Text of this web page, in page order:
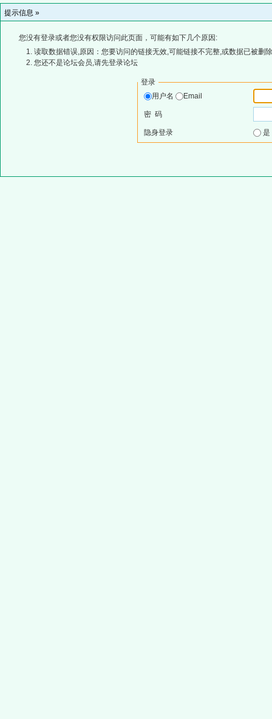
提示信息 »
您没有登录或者您没有权限访问此页面，可能有如下几个原因:
读取数据错误,原因：您要访问的链接无效,可能链接不完整,或数据已被删
您还不是论坛会员,请先登录论坛
登录
用户名
Email
密 码
隐身登录